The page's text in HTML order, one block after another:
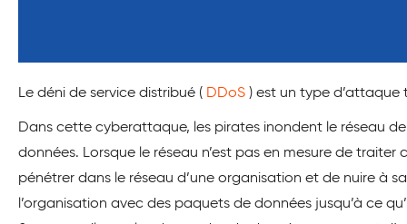
Le déni de service distribué ( DDoS ) est un type d’attaque
Dans cette cyberattaque, les pirates inondent le réseau
données. Lorsque le réseau n’est pas en mesure de
pénétrer dans le réseau d’une organisation et de nuire à
l’organisation avec des paquets de données jusqu’à ce